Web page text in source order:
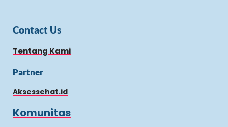
Contact Us
Tentang Kami
Partner
Aksessehat.id
Komunitas